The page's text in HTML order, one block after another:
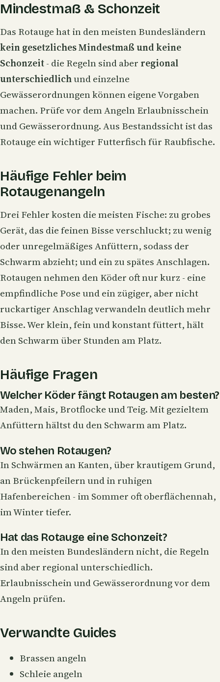
Mindestmaß & Schonzeit
Das Rotauge hat in den meisten Bundesländern
kein gesetzliches Mindestmaß und keine
Schonzeit- die Regeln sind aber regional
unterschiedlichund einzelne
Gewässerordnungen können eigene Vorgaben
machen. Prüfe vor dem Angeln Erlaubnisschein
und Gewässerordnung. Aus Bestandssicht ist das
Rotauge ein wichtiger Futterfisch für Raubfische.
Häufige Fehler beim
Rotaugenangeln
Drei Fehler kosten die meisten Fische: zu grobes
Gerät, das die feinen Bisse verschluckt; zu wenig
oder unregelmäßigesAnfüttern, sodass der
Schwarm abzieht; und ein zu spätes Anschlagen.
Rotaugen nehmen den Köder oft nur kurz - eine
empfindliche Pose und ein zügiger, aber nicht
ruckartiger Anschlag verwandeln deutlich mehr
Bisse. Wer klein, fein und konstant füttert, hält
den Schwarm über Stunden am Platz.
Häufige Fragen
Welcher Köder fängt Rotaugen am besten?
Maden, Mais, Brotflocke und Teig. Mit gezieltem
Anfüttern hältst du den Schwarm am Platz.
Wo stehen Rotaugen?
In Schwärmen an Kanten, über krautigem Grund,
an Brückenpfeilern und in ruhigen
Hafenbereichen - im Sommer oft oberflächennah,
im Winter tiefer.
Hat das Rotauge eine Schonzeit?
In den meisten Bundesländern nicht, die Regeln
sind aber regional unterschiedlich.
Erlaubnisschein und Gewässerordnung vor dem
Angeln prüfen.
Verwandte Guides
Brassen angeln
Schleie angeln